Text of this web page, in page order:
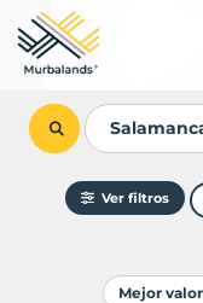
Ver filtros
Ordenar
Mejor